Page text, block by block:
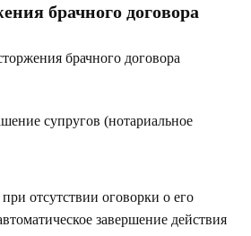
брачного договора
брачного договора
супругов (нотариальное
отсутствии оговорки о его
завершение действия